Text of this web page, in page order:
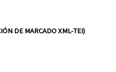
DE MARCADO XML-TEI)